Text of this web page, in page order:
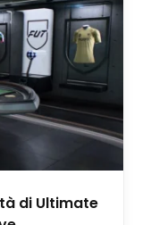
di Ultimate